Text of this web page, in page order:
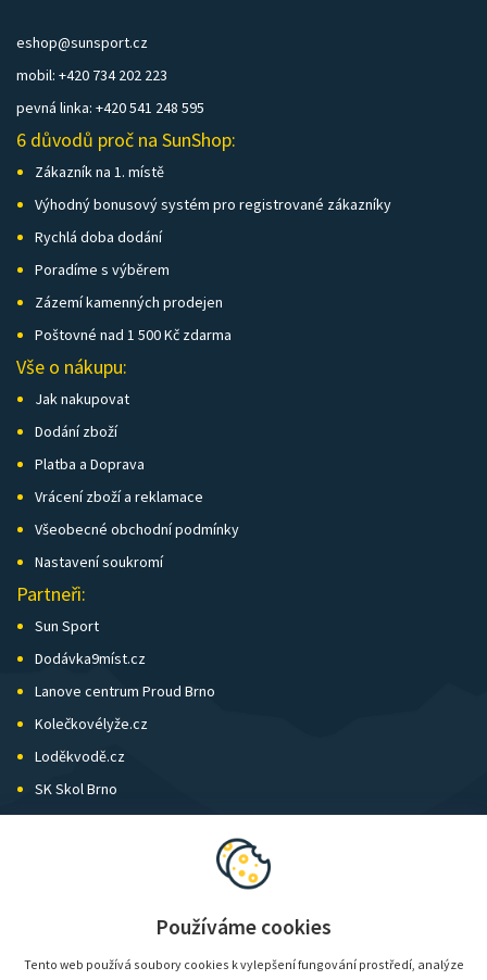
eshop@sunsport.cz
mobil: +420 734 202 223
pevná linka: +420 541 248 595
6 důvodů proč na SunShop:
Zákazník na 1. místě
Výhodný bonusový systém pro registrované zákazníky
Rychlá doba dodání
Poradíme s výběrem
Zázemí kamenných prodejen
Poštovné nad 1 500 Kč zdarma
Vše o nákupu:
Jak nakupovat
Dodání zboží
Platba a Doprava
Vrácení zboží a reklamace
Všeobecné obchodní podmínky
Nastavení soukromí
Partneři:
Sun Sport
Dodávka9míst.cz
Lanove centrum Proud Brno
Kolečkovélyže.cz
Loděkvodě.cz
SK Skol Brno
Biatlon Brno
Používáme cookies
Tento web používá soubory cookies k vylepšení fungování prostředí, analýze